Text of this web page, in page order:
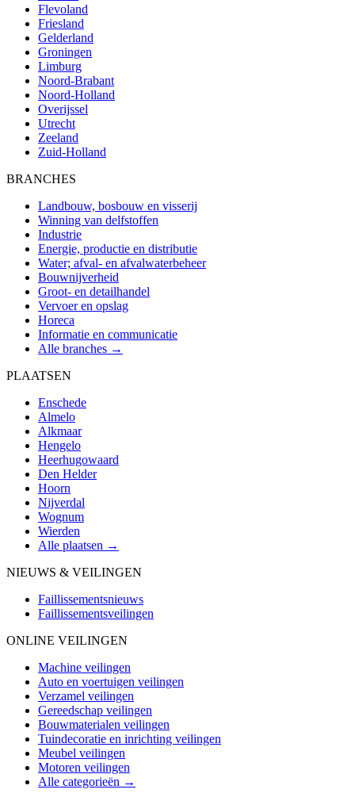
Flevoland
Friesland
Gelderland
Groningen
Limburg
Noord-Brabant
Noord-Holland
Overijssel
Utrecht
Zeeland
Zuid-Holland
BRANCHES
Landbouw, bosbouw en visserij
Winning van delfstoffen
Industrie
Energie, productie en distributie
Water; afval- en afvalwaterbeheer
Bouwnijverheid
Groot- en detailhandel
Vervoer en opslag
Horeca
Informatie en communicatie
Alle branches →
PLAATSEN
Enschede
Almelo
Alkmaar
Hengelo
Heerhugowaard
Den Helder
Hoorn
Nijverdal
Wognum
Wierden
Alle plaatsen →
NIEUWS & VEILINGEN
Faillissementsnieuws
Faillissementsveilingen
ONLINE VEILINGEN
Machine veilingen
Auto en voertuigen veilingen
Verzamel veilingen
Gereedschap veilingen
Bouwmaterialen veilingen
Tuindecoratie en inrichting veilingen
Meubel veilingen
Motoren veilingen
Alle categorieën →